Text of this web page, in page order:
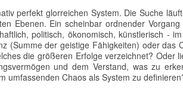
perfekt glorreichen System. Die Suche
Ebenen. Ein scheinbar ordnender
politisch, ökonomisch, künstlerisch -
(Summe der geistige Fähigkeiten) oder das
die größeren Erfolge verzeichnet? Oder
und dem Verstand, was zu
umfassenden Chaos als System zu